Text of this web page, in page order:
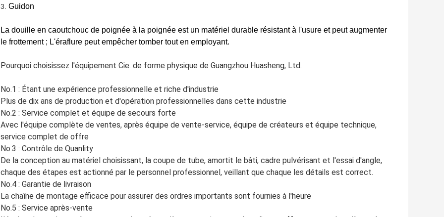
3. Guidon
La douille en caoutchouc de poignée à la poignée est un matériel durable résistant à l'usure et peut augmenter
le frottement ; L'éraflure peut empêcher tomber tout en employant.
Pourquoi choisissez l'équipement Cie. de forme physique de Guangzhou Huasheng, Ltd.
No.1 : Étant une expérience professionnelle et riche d'industrie
Plus de dix ans de production et d'opération professionnelles dans cette industrie
No.2 : Service complet et équipe de secours forte
Avec l'équipe complète de ventes, après équipe de vente-service, équipe de créateurs et équipe technique,
service complet de offre
No.3 : Contrôle de Quanlity
De la conception au matériel choisissant, la coupe de tube, amortit le bâti, cadre pulvérisant et l'essai d'angle,
chaque des étapes est actionné par le personnel professionnel, veillant que chaque les détails est correct.
No.4 : Garantie de livraison
La chaîne de montage efficace pour assurer des ordres importants sont fournies à l'heure
No.5 : Service après-vente